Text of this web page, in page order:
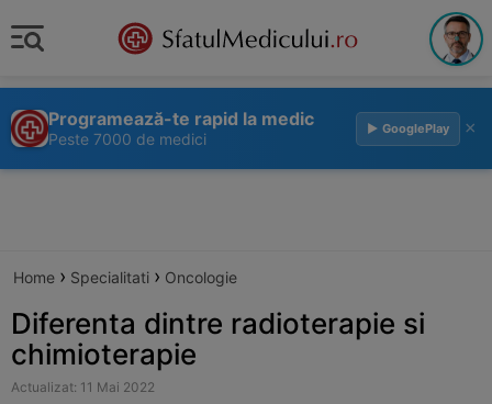
Programează-te rapid la medic
Peste 7000 de medici
▶ GooglePlay ×
Home › Specialitati › Oncologie
Diferenta dintre radioterapie si
chimioterapie
Actualizat: 11 Mai 2022